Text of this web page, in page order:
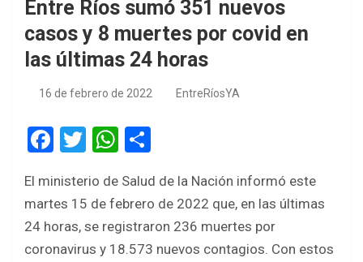
Entre Ríos sumó 351 nuevos
casos y 8 muertes por covid en
las últimas 24 horas
16 de febrero de 2022 EntreRíosYA
F
ce
b
o
T
tt
er
W
at
s
A
ar
e
El ministerio de Salud de la Nación informó este
martes 15 de febrero de 2022 que, en las últimas
24 horas, se registraron 236 muertes por
coronavirus y 18.573 nuevos contagios. Con estos